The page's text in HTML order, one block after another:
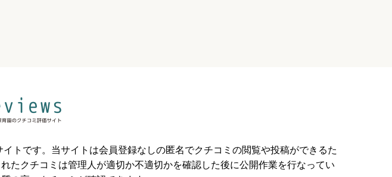
トです。当サイトは会員登録なしの匿名でクチコミの閲覧や投稿ができるた
たクチコミは管理人が適切か不適切かを確認した後に公開作業を行なってい